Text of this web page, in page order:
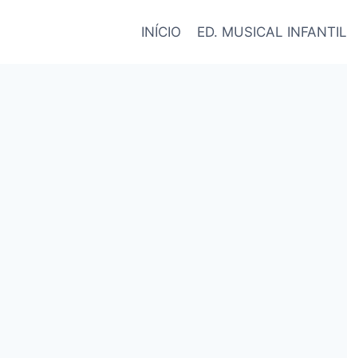
INÍCIO ED. MUSICAL INFANTIL